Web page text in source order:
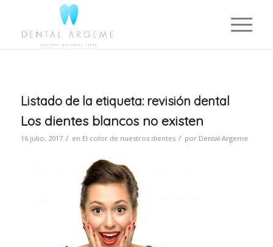
Listado de la etiqueta: revisión dental
Los dientes blancos no existen
16 julio, 2017 / en El color de nuestros dientes / por Dental Argeme